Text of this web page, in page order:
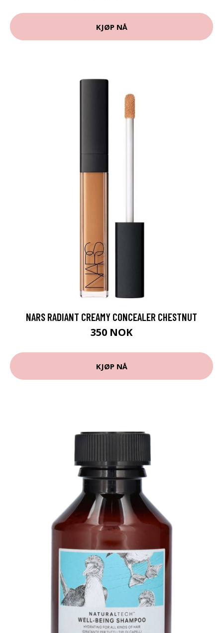
KJØP NÅ
NARS RADIANT CREAMY CONCEALER CHESTNUT
350 NOK
KJØP NÅ